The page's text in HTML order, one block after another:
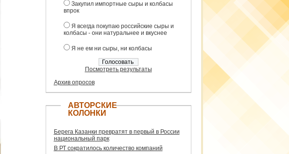
Закупил импортные сыры и колбасы
впрок
Я всегда покупаю российские сыры и
колбасы - они натуральнее и вкуснее
Я не ем ни сыры, ни колбасы
Посмотреть результаты
Архив опросов
АВТОРСКИЕ
КОЛОНКИ
Берега Казанки превратят в первый в России
национальный парк
В РТ сократилось количество компаний